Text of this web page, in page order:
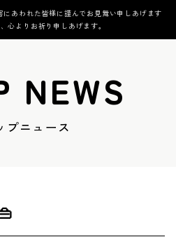
あわれた皆様に謹んでお見舞い申しあげます
心よりお祈り申しあげます。
NEWS
プニュース